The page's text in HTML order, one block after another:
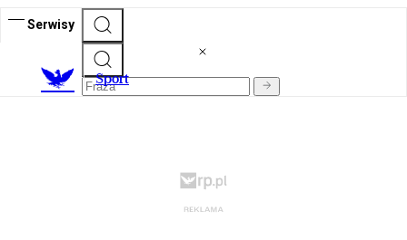
Serwisy
Sport